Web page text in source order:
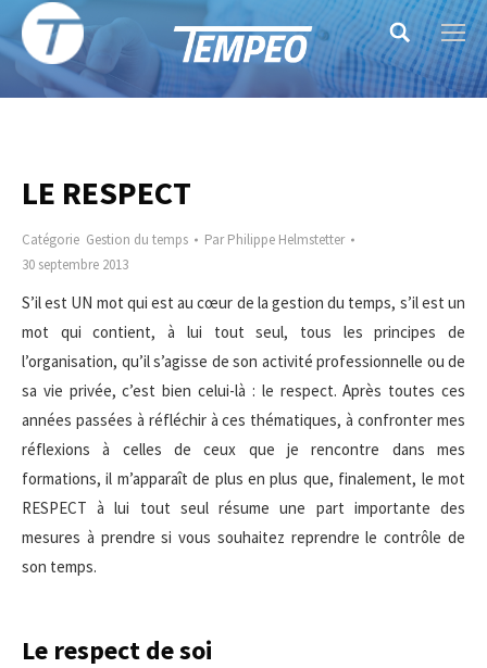
Search:
LE RESPECT
Catégorie Gestion du temps ParPhilippe Helmstetter
30 septembre 2013
S’il est UN mot qui est au cœur de la gestion du temps, s’il est un
mot qui contient, à lui tout seul, tous les principes de
l’organisation, qu’il s’agisse de son activité professionnelle ou de
sa vie privée, c’est bien celui-là : le respect. Après toutes ces
années passées à réfléchir à ces thématiques, à confronter mes
réflexions à celles de ceux que je rencontre dans mes
formations, il m’apparaît de plus en plus que, finalement, le mot
RESPECT à lui tout seul résume une part importante des
mesures à prendre si vous souhaitez reprendre le contrôle de
son temps.
Le respect de soi